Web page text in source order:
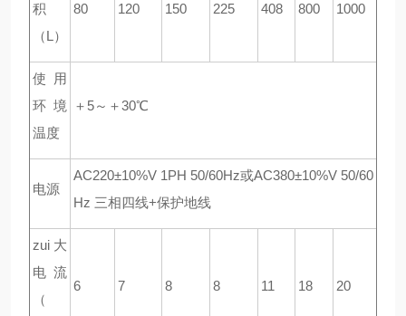
积
（L）
80 120 150 225 408 800 1000
使用
环境
温度
＋5～＋30℃
电源
AC220±10%V 1PH 50/60Hz或AC380±10%V 50/60
Hz 三相四线+保护地线
zui大
电流
（
6 7 8 8 11 18 20